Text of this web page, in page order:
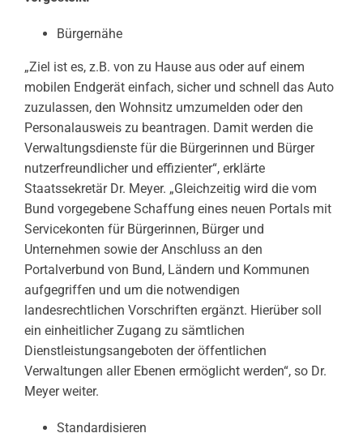
Bürgernähe
„Ziel ist es, z.B. von zu Hause aus oder auf einem
mobilen Endgerät einfach, sicher und schnell das Auto
zuzulassen, den Wohnsitz umzumelden oder den
Personalausweis zu beantragen. Damit werden die
Verwaltungsdienste für die Bürgerinnen und Bürger
nutzerfreundlicher und effizienter“, erklärte
Staatssekretär Dr. Meyer. „Gleichzeitig wird die vom
Bund vorgegebene Schaffung eines neuen Portals mit
Servicekonten für Bürgerinnen, Bürger und
Unternehmen sowie der Anschluss an den
Portalverbund von Bund, Ländern und Kommunen
aufgegriffen und um die notwendigen
landesrechtlichen Vorschriften ergänzt. Hierüber soll
ein einheitlicher Zugang zu sämtlichen
Dienstleistungsangeboten der öffentlichen
Verwaltungen aller Ebenen ermöglicht werden“, so Dr.
Meyer weiter.
Standardisieren